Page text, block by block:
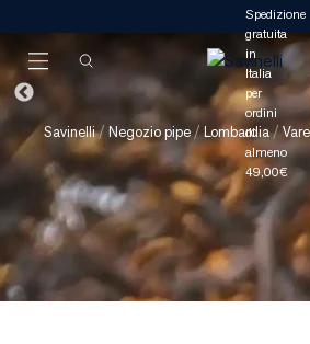
Savinelli/ Negozio pipe/Lombardia/